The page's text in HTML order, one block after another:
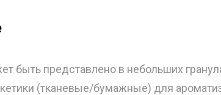
быть представлено в небольших
(тканевые/бумажные) для